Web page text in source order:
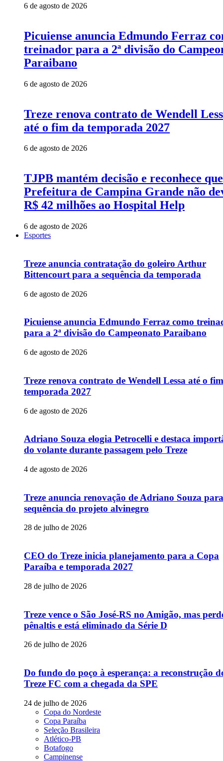
6 de agosto de 2026
Picuiense anuncia Edmundo Ferraz
treinador para a 2ª divisão do
Paraibano
6 de agosto de 2026
Treze renova contrato de Wendell
até o fim da temporada 2027
6 de agosto de 2026
TJPB mantém decisão e reconhece que
Prefeitura de Campina Grande não
R$ 42 milhões ao Hospital Help
6 de agosto de 2026
Esportes
Treze anuncia contratação do goleiro Arthur
Bittencourt para a sequência da temporada
6 de agosto de 2026
Picuiense anuncia Edmundo Ferraz como
para a 2ª divisão do Campeonato Paraibano
6 de agosto de 2026
Treze renova contrato de Wendell Lessa até o
temporada 2027
6 de agosto de 2026
Adriano Souza elogia Petrocelli e destaca
do volante durante passagem pelo Treze
4 de agosto de 2026
Treze anuncia renovação de Adriano Souza para
sequência do projeto alvinegro
28 de julho de 2026
CEO do Treze inicia planejamento para a Copa
Paraíba e temporada 2027
28 de julho de 2026
Treze vence o São José-RS no Amigão, mas
pênaltis e está eliminado da Série D
26 de julho de 2026
Do fundo do poço à esperança: a reconstrução
Treze FC com a chegada da SPE
24 de julho de 2026
Copa do Nordeste
Copa Paraíba
Seleção Brasileira
Atlético-PB
Botafogo
Campinense